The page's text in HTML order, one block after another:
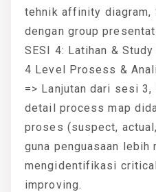
tehnik affinity diagram,
dengan group
SESI 4: Latihan &
4 Level Prosess &
=> Lanjutan dari sesi
detail process map
proses (suspect,
guna penguasaan lebih
mengidentifikasi
improving.